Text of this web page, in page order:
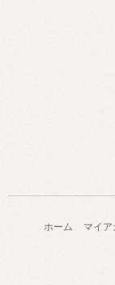
ホーム マイア